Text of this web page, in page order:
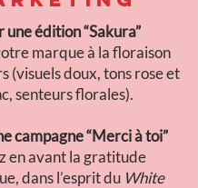
une édition “Sakura”
marque à la floraison
(visuels doux, tons rose et
senteurs florales).
campagne “Merci à toi”
en avant la gratitude
dans l’esprit du White